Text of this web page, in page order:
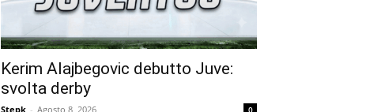
Kerim Alajbegovic debutto Juve:
svolta derby
Stepk - Agosto 8, 2026 0